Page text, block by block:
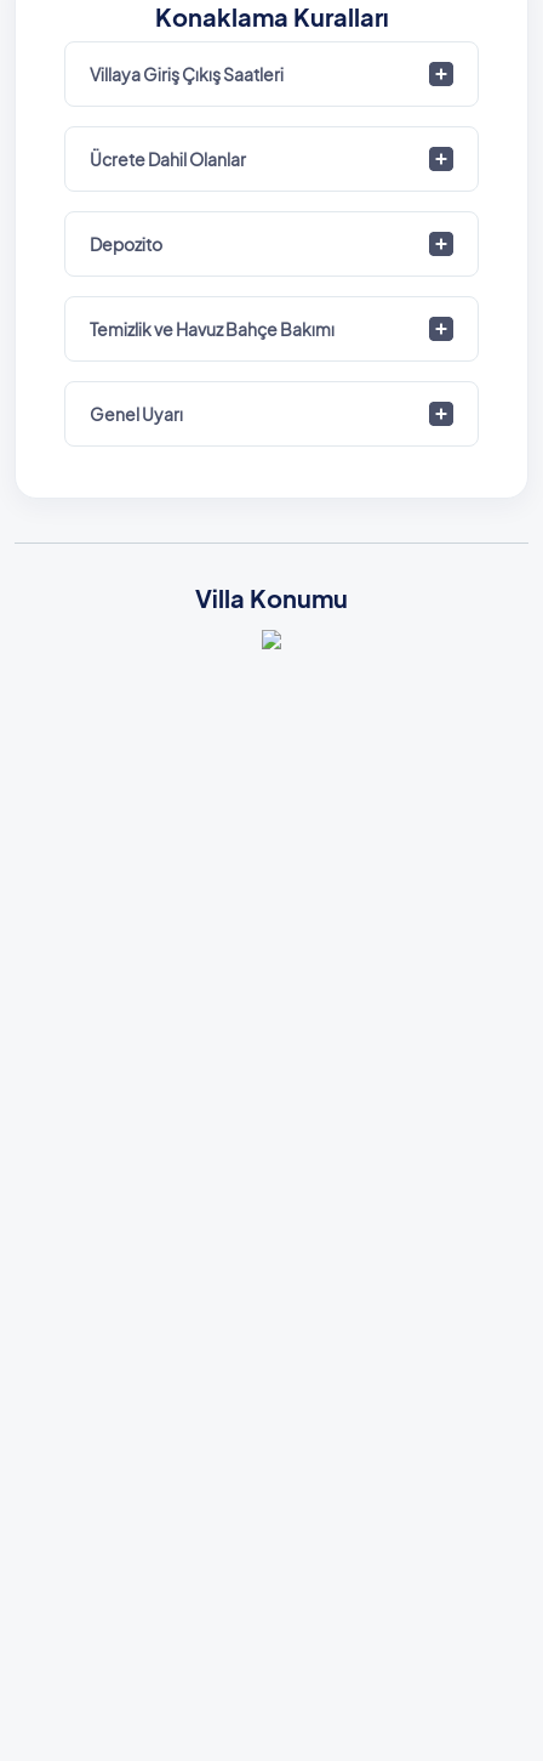
Konaklama Kuralları
Villaya Giriş Çıkış Saatleri
Ücrete Dahil Olanlar
Depozito
Temizlik ve Havuz Bahçe Bakımı
Genel Uyarı
Villa Konumu